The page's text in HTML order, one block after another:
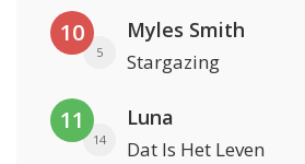
10
5
Myles Smith
Stargazing
11
14
Luna
Dat Is Het Leven